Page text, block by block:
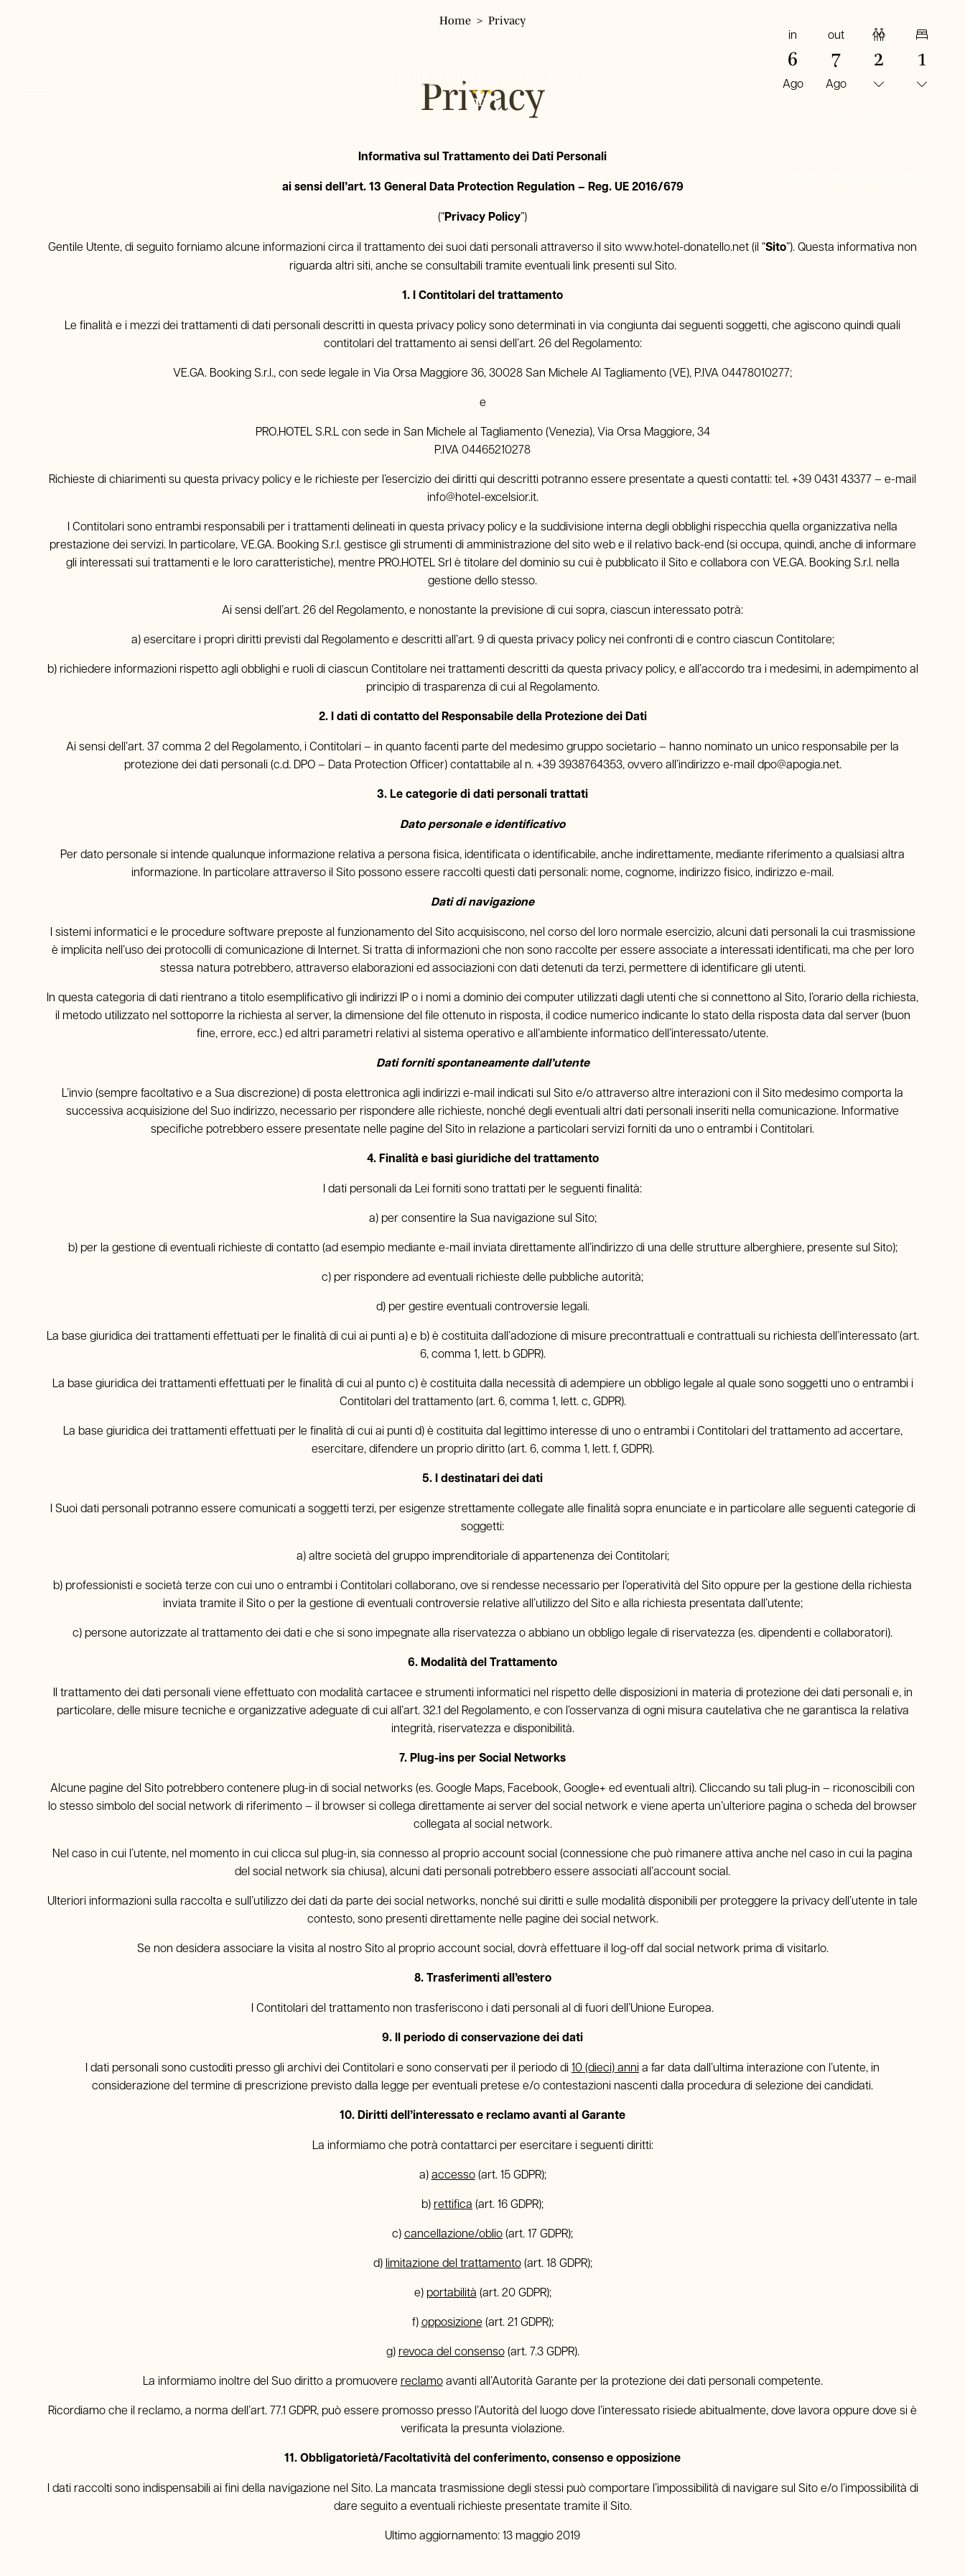
in
6
Ago
out
7
Ago
Adulti
2
Camere
1
Camere
Doppia Panoramica
Dintorni
Ristorante
Gallery
Tour & Biglietti
Offerte
Prenota
Home Privacy
Privacy
Informativa sul Trattamento dei Dati Personali
ai sensi dell’art. 13 General Data Protection Regulation – Reg. UE 2016/679
(“Privacy Policy”)
Gentile Utente, di seguito forniamo alcune informazioni circa il trattamento dei suoi dati personali attraverso il sito www.hotel-donatello.net (il “Sito”). Questa informativa non
riguarda altri siti, anche se consultabili tramite eventuali link presenti sul Sito.
1. I Contitolari del trattamento
Le finalità e i mezzi dei trattamenti di dati personali descritti in questa privacy policy sono determinati in via congiunta dai seguenti soggetti, che agiscono quindi quali
contitolari del trattamento ai sensi dell’art. 26 del Regolamento:
VE.GA. Booking S.r.l., con sede legale in Via Orsa Maggiore 36, 30028 San Michele Al Tagliamento (VE), P.IVA 04478010277;
e
PRO.HOTEL S.R.L con sede in San Michele al Tagliamento (Venezia), Via Orsa Maggiore, 34
P.IVA 04465210278
Richieste di chiarimenti su questa privacy policy e le richieste per l’esercizio dei diritti qui descritti potranno essere presentate a questi contatti: tel. +39 0431 43377 – e-mail
info@hotel-excelsior.it.
I Contitolari sono entrambi responsabili per i trattamenti delineati in questa privacy policy e la suddivisione interna degli obblighi rispecchia quella organizzativa nella
prestazione dei servizi. In particolare, VE.GA. Booking S.r.l. gestisce gli strumenti di amministrazione del sito web e il relativo back-end (si occupa, quindi, anche di informare
gli interessati sui trattamenti e le loro caratteristiche), mentre PRO.HOTEL Srl è titolare del dominio su cui è pubblicato il Sito e collabora con VE.GA. Booking S.r.l. nella
gestione dello stesso.
Ai sensi dell’art. 26 del Regolamento, e nonostante la previsione di cui sopra, ciascun interessato potrà:
a) esercitare i propri diritti previsti dal Regolamento e descritti all’art. 9 di questa privacy policy nei confronti di e contro ciascun Contitolare;
b) richiedere informazioni rispetto agli obblighi e ruoli di ciascun Contitolare nei trattamenti descritti da questa privacy policy, e all’accordo tra i medesimi, in adempimento al
principio di trasparenza di cui al Regolamento.
2. I dati di contatto del Responsabile della Protezione dei Dati
Ai sensi dell’art. 37 comma 2 del Regolamento, i Contitolari – in quanto facenti parte del medesimo gruppo societario – hanno nominato un unico responsabile per la
protezione dei dati personali (c.d. DPO – Data Protection Officer) contattabile al n. +39 3938764353, ovvero all’indirizzo e-mail dpo@apogia.net.
3. Le categorie di dati personali trattati
Dato personale e identificativo
Per dato personale si intende qualunque informazione relativa a persona fisica, identificata o identificabile, anche indirettamente, mediante riferimento a qualsiasi altra
informazione. In particolare attraverso il Sito possono essere raccolti questi dati personali: nome, cognome, indirizzo fisico, indirizzo e-mail.
Dati di navigazione
I sistemi informatici e le procedure software preposte al funzionamento del Sito acquisiscono, nel corso del loro normale esercizio, alcuni dati personali la cui trasmissione
è implicita nell’uso dei protocolli di comunicazione di Internet. Si tratta di informazioni che non sono raccolte per essere associate a interessati identificati, ma che per loro
stessa natura potrebbero, attraverso elaborazioni ed associazioni con dati detenuti da terzi, permettere di identificare gli utenti.
In questa categoria di dati rientrano a titolo esemplificativo gli indirizzi IP o i nomi a dominio dei computer utilizzati dagli utenti che si connettono al Sito, l’orario della richiesta,
il metodo utilizzato nel sottoporre la richiesta al server, la dimensione del file ottenuto in risposta, il codice numerico indicante lo stato della risposta data dal server (buon
fine, errore, ecc.) ed altri parametri relativi al sistema operativo e all’ambiente informatico dell’interessato/utente.
Dati forniti spontaneamente dall’utente
L’invio (sempre facoltativo e a Sua discrezione) di posta elettronica agli indirizzi e-mail indicati sul Sito e/o attraverso altre interazioni con il Sito medesimo comporta la
successiva acquisizione del Suo indirizzo, necessario per rispondere alle richieste, nonché degli eventuali altri dati personali inseriti nella comunicazione. Informative
specifiche potrebbero essere presentate nelle pagine del Sito in relazione a particolari servizi forniti da uno o entrambi i Contitolari.
4. Finalità e basi giuridiche del trattamento
I dati personali da Lei forniti sono trattati per le seguenti finalità:
a) per consentire la Sua navigazione sul Sito;
b) per la gestione di eventuali richieste di contatto (ad esempio mediante e-mail inviata direttamente all’indirizzo di una delle strutture alberghiere, presente sul Sito);
c) per rispondere ad eventuali richieste delle pubbliche autorità;
d) per gestire eventuali controversie legali.
La base giuridica dei trattamenti effettuati per le finalità di cui ai punti a) e b) è costituita dall’adozione di misure precontrattuali e contrattuali su richiesta dell’interessato (art.
6, comma 1, lett. b GDPR).
La base giuridica dei trattamenti effettuati per le finalità di cui al punto c) è costituita dalla necessità di adempiere un obbligo legale al quale sono soggetti uno o entrambi i
Contitolari del trattamento (art. 6, comma 1, lett. c, GDPR).
La base giuridica dei trattamenti effettuati per le finalità di cui ai punti d) è costituita dal legittimo interesse di uno o entrambi i Contitolari del trattamento ad accertare,
esercitare, difendere un proprio diritto (art. 6, comma 1, lett. f, GDPR).
5. I destinatari dei dati
I Suoi dati personali potranno essere comunicati a soggetti terzi, per esigenze strettamente collegate alle finalità sopra enunciate e in particolare alle seguenti categorie di
soggetti:
a) altre società del gruppo imprenditoriale di appartenenza dei Contitolari;
b) professionisti e società terze con cui uno o entrambi i Contitolari collaborano, ove si rendesse necessario per l’operatività del Sito oppure per la gestione della richiesta
inviata tramite il Sito o per la gestione di eventuali controversie relative all’utilizzo del Sito e alla richiesta presentata dall’utente;
c) persone autorizzate al trattamento dei dati e che si sono impegnate alla riservatezza o abbiano un obbligo legale di riservatezza (es. dipendenti e collaboratori).
6. Modalità del Trattamento
Il trattamento dei dati personali viene effettuato con modalità cartacee e strumenti informatici nel rispetto delle disposizioni in materia di protezione dei dati personali e, in
particolare, delle misure tecniche e organizzative adeguate di cui all’art. 32.1 del Regolamento, e con l’osservanza di ogni misura cautelativa che ne garantisca la relativa
integrità, riservatezza e disponibilità.
7. Plug-ins per Social Networks
Alcune pagine del Sito potrebbero contenere plug-in di social networks (es. Google Maps, Facebook, Google+ ed eventuali altri). Cliccando su tali plug-in – riconoscibili con
lo stesso simbolo del social network di riferimento – il browser si collega direttamente ai server del social network e viene aperta un’ulteriore pagina o scheda del browser
collegata al social network.
Nel caso in cui l’utente, nel momento in cui clicca sul plug-in, sia connesso al proprio account social (connessione che può rimanere attiva anche nel caso in cui la pagina
del social network sia chiusa), alcuni dati personali potrebbero essere associati all’account social.
Ulteriori informazioni sulla raccolta e sull’utilizzo dei dati da parte dei social networks, nonché sui diritti e sulle modalità disponibili per proteggere la privacy dell’utente in tale
contesto, sono presenti direttamente nelle pagine dei social network.
Se non desidera associare la visita al nostro Sito al proprio account social, dovrà effettuare il log-off dal social network prima di visitarlo.
8. Trasferimenti all’estero
I Contitolari del trattamento non trasferiscono i dati personali al di fuori dell’Unione Europea.
9. Il periodo di conservazione dei dati
I dati personali sono custoditi presso gli archivi dei Contitolari e sono conservati per il periodo di10 (dieci) annia far data dall’ultima interazione con l’utente, in
considerazione del termine di prescrizione previsto dalla legge per eventuali pretese e/o contestazioni nascenti dalla procedura di selezione dei candidati.
10. Diritti dell’interessato e reclamo avanti al Garante
La informiamo che potrà contattarci per esercitare i seguenti diritti:
a)accesso(art. 15 GDPR);
b) rettifica (art. 16 GDPR);
c)cancellazione/oblio(art. 17 GDPR);
d) limitazione del trattamento(art. 18 GDPR);
e) portabilità (art. 20 GDPR);
f)opposizione (art. 21 GDPR);
g) revoca del consenso(art. 7.3 GDPR).
La informiamo inoltre del Suo diritto a promuovere reclamoavanti all’Autorità Garante per la protezione dei dati personali competente.
Ricordiamo che il reclamo, a norma dell’art. 77.1 GDPR, può essere promosso presso l’Autorità del luogo dove l’interessato risiede abitualmente, dove lavora oppure dove si è
verificata la presunta violazione.
11. Obbligatorietà/Facoltatività del conferimento, consenso e opposizione
I dati raccolti sono indispensabili ai fini della navigazione nel Sito. La mancata trasmissione degli stessi può comportare l’impossibilità di navigare sul Sito e/o l’impossibilità di
dare seguito a eventuali richieste presentate tramite il Sito.
Ultimo aggiornamento: 13 maggio 2019